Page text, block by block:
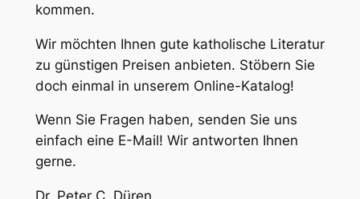
kommen.
Wir möchten Ihnen gute katholische Literatur
zu günstigen Preisen anbieten. Stöbern Sie
doch einmal in unserem Online-Katalog!
Wenn Sie Fragen haben, senden Sie uns
einfach eine E-Mail! Wir antworten Ihnen
gerne.